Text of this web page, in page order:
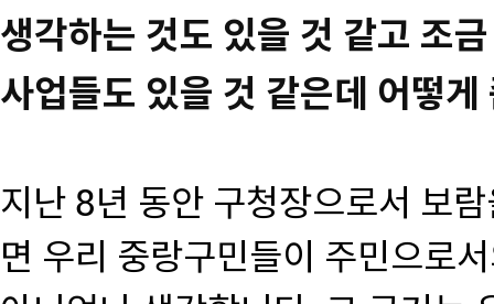
생각하는 것도 있을 것 같고 조
사업들도 있을 것 같은데 어떻게
지난 8년 동안 구청장으로서 보
면 우리 중랑구민들이 주민으로